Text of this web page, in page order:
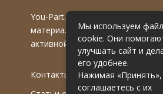
You-Part.ru
© 2016-2022 гг.
материалов допускается
активной гиперссылки на
Контакты
Мы используем
cookie. Они
улучшать сайт и
его удобнее.
Нажимая
соглашаетесь с их